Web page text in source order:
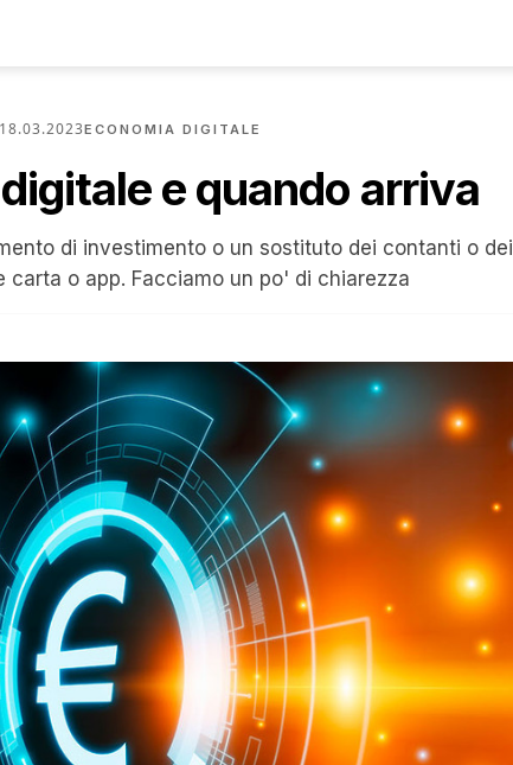
18.03.2023ECONOMIA DIGITALE
e quando arriva
di investimento o un sostituto dei contanti o dei
o app. Facciamo un po' di chiarezza